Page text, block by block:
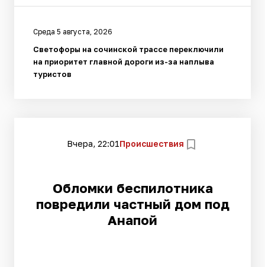
Среда 5 августа, 2026
Светофоры на сочинской трассе переключили
на приоритет главной дороги из-за наплыва
туристов
Вчера, 22:01Происшествия
Обломки беспилотника
повредили частный дом под
Анапой